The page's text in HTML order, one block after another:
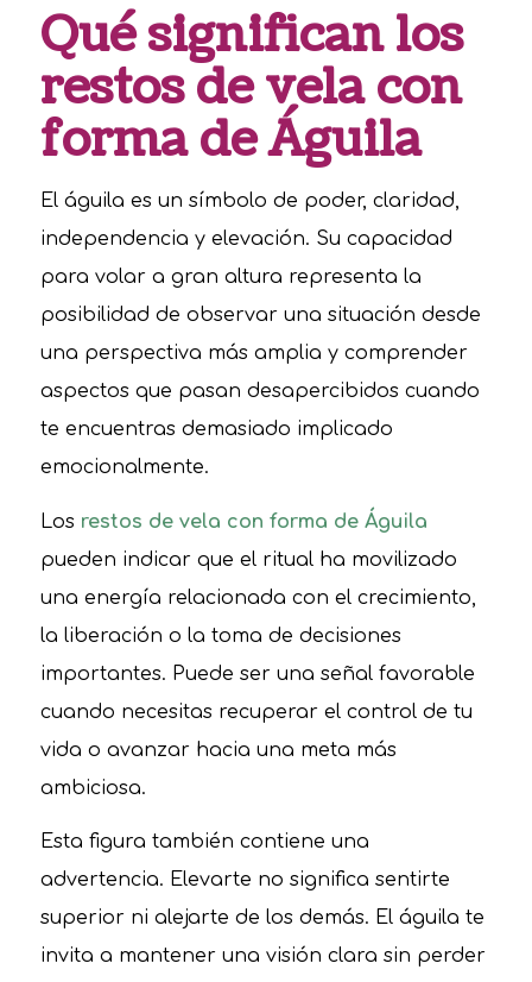
Qué significan los
restos de vela con
forma de Águila
El águila es un símbolo de poder, claridad,
independencia y elevación. Su capacidad
para volar a gran altura representa la
posibilidad de observar una situación desde
una perspectiva más amplia y comprender
aspectos que pasan desapercibidos cuando
te encuentras demasiado implicado
emocionalmente.
Los restos de vela con forma de Águila
pueden indicar que el ritual ha movilizado
una energía relacionada con el crecimiento,
la liberación o la toma de decisiones
importantes. Puede ser una señal favorable
cuando necesitas recuperar el control de tu
vida o avanzar hacia una meta más
ambiciosa.
Esta figura también contiene una
advertencia. Elevarte no significa sentirte
superior ni alejarte de los demás. El águila te
invita a mantener una visión clara sin perder